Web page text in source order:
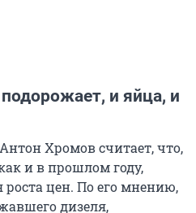
и яйца, и
Хромов считает, что,
и в прошлом году,
цен. По его мнению,
дизеля,